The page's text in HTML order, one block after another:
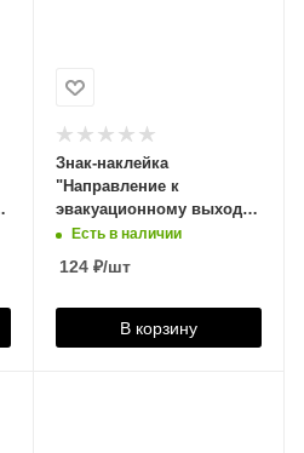
Знак-наклейка
"Направление к
эвакуационному выходу
НАПРАВО вниз",
прямоугольник,
300*150мм, 610584
Есть в наличии
124₽/шт
В корзину